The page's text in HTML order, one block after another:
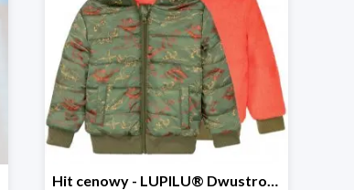
Hit cenowy - LUPILU® Dwustronna kurtka dziecięca z polarem